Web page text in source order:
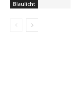
Blaulicht